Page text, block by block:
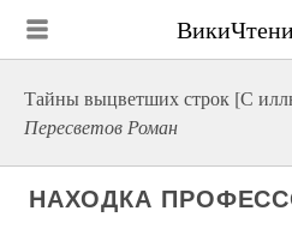
Тайны выцветших строк [С
Пересветов Роман
НАХОДКА